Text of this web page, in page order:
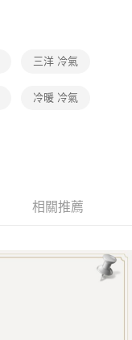
三洋 冷氣
冷暖 冷氣
相關推薦